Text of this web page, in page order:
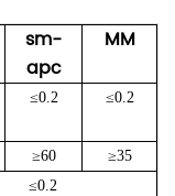
sm-
apc
MM
≤0.2 ≤0.2
≥60
≥35
≤0.2